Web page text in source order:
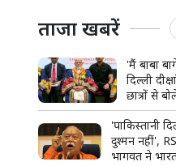
ताजा खबरें
'मैं बाबा
दिल्ली
छात्रों से
'पाकिस्तानी
दुश्मन नहीं',
भागवत ने